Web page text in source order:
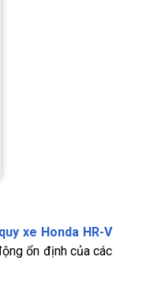
xe Honda HR-V
ổn định của các